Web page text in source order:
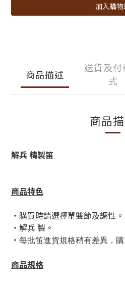
加入購物
商品描述
送貨及付
式
商品
解兵 精製笛
商品特色
・購買時請選擇單雙節及調性。
・解兵 製。
・ 每批笛進貨規格稍有差異，購
商品規格